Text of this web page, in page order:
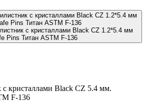
с кристаллами Black CZ 1.2*5.4 мм
Pins Титан ASTM F-136
с кристаллами Black CZ 5.4 мм.
F-136